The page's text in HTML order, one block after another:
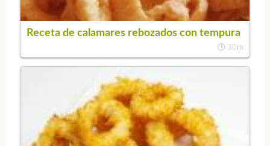
Receta de calamares rebozados con tempura
30m